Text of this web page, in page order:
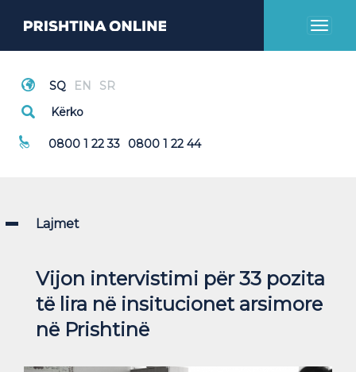
Toggle
Thirrje Emergjente
0800 1 22 33 0800 1 22 44
Lajmet
Vijon intervistimi për 33 pozita
të lira në insitucionet arsimore
në Prishtinë